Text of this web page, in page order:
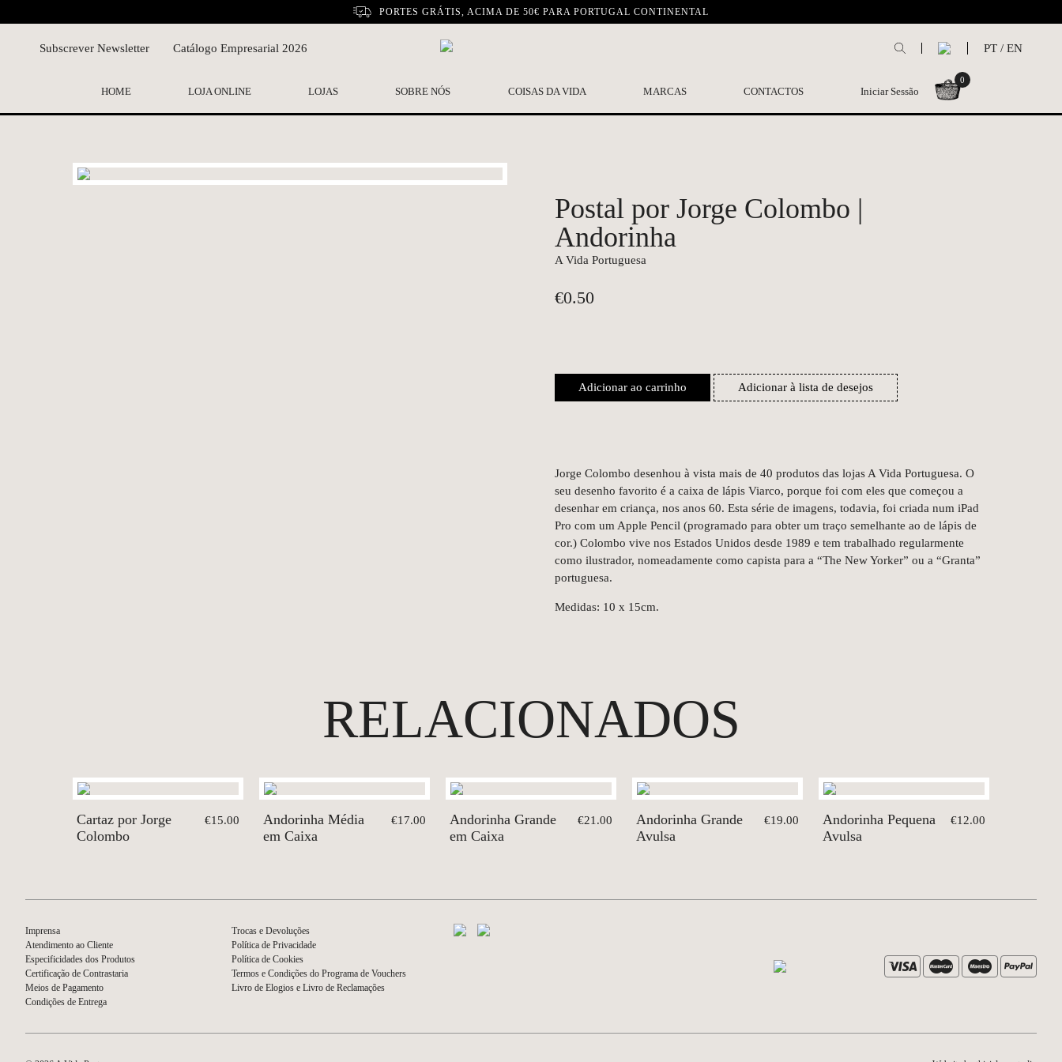
PORTES GRÁTIS, ACIMA DE 50€ PARA PORTUGAL CONTINENTAL
Subscrever Newsletter Catálogo Empresarial 2026 PT / EN
HOME LOJA ONLINE LOJAS SOBRE NÓS COISAS DA VIDA MARCAS CONTACTOS Iniciar Sessão
0
Postal por Jorge Colombo |
Andorinha
A Vida Portuguesa
€0.50
Adicionar ao carrinho Adicionar à lista de desejos
Jorge Colombo desenhou à vista mais de 40 produtos das lojas A Vida Portuguesa. O
seu desenho favorito é a caixa de lápis Viarco, porque foi com eles que começou a
desenhar em criança, nos anos 60. Esta série de imagens, todavia, foi criada num iPad
Pro com um Apple Pencil (programado para obter um traço semelhante ao de lápis de
cor.) Colombo vive nos Estados Unidos desde 1989 e tem trabalhado regularmente
como ilustrador, nomeadamente como capista para a “The New Yorker” ou a “Granta”
portuguesa.
Medidas: 10 x 15cm.
RELACIONADOS
Cartaz por Jorge
Colombo
€15.00
Andorinha Média
em Caixa
€17.00
Andorinha Grande
em Caixa
€21.00
Andorinha Grande
Avulsa
€19.00
Andorinha Pequena
Avulsa
€12.00
Imprensa
Atendimento ao Cliente
Especificidades dos Produtos
Certificação de Contrastaria
Meios de Pagamento
Condições de Entrega
Trocas e Devoluções
Política de Privacidade
Política de Cookies
Termos e Condições do Programa de Vouchers
Livro de Elogios e Livro de Reclamações